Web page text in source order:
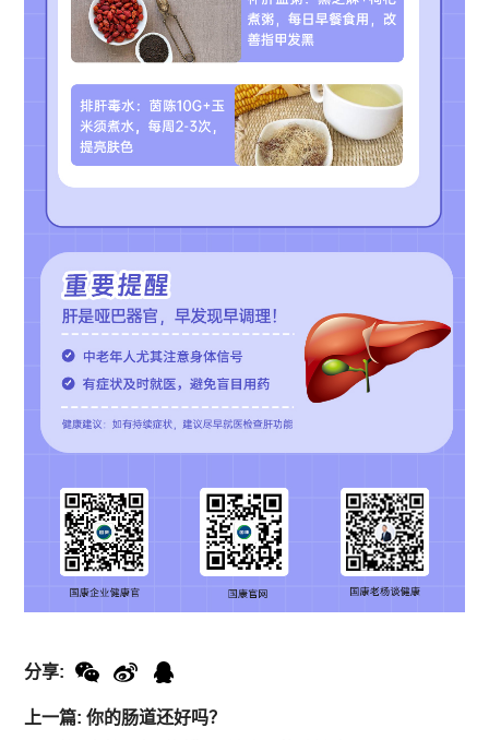
上一篇: 你的肠道还好吗？
分享: